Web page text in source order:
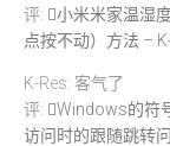
评:
小米米家温湿
点按不动）方法 –
K-Res: 客气了
评:
Windows的符
访问时的跟随跳转